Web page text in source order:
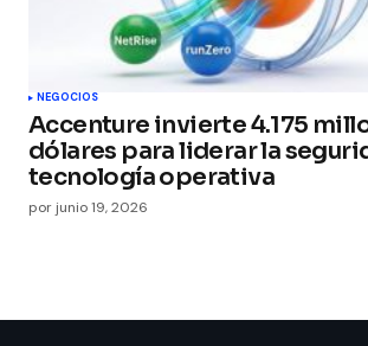
NEGOCIOS
Accenture invierte 4.175
dólares para liderar la
tecnología operativa
por junio 19, 2026